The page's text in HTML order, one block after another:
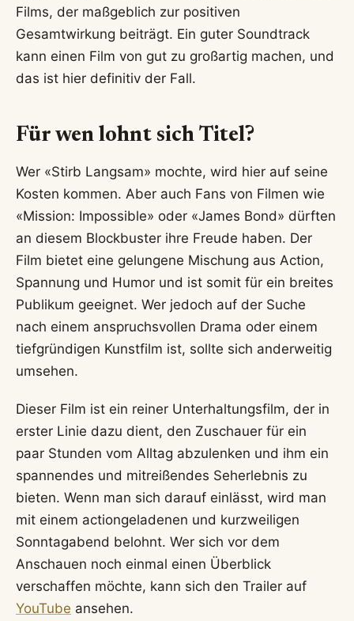
Films, der maßgeblich zur positiven
Gesamtwirkung beiträgt. Ein guter Soundtrack
kann einen Film von gut zu großartig machen, und
das ist hier definitiv der Fall.
Für wen lohnt sich Titel?
Wer «Stirb Langsam» mochte, wird hier auf seine
Kosten kommen. Aber auch Fans von Filmen wie
«Mission: Impossible» oder «James Bond» dürften
an diesem Blockbuster ihre Freude haben. Der
Film bietet eine gelungene Mischung aus Action,
Spannung und Humor und ist somit für ein breites
Publikum geeignet. Wer jedoch auf der Suche
nach einem anspruchsvollen Drama oder einem
tiefgründigen Kunstfilm ist, sollte sich anderweitig
umsehen.
Dieser Film ist ein reiner Unterhaltungsfilm, der in
erster Linie dazu dient, den Zuschauer für ein
paar Stunden vom Alltag abzulenken und ihm ein
spannendes und mitreißendes Seherlebnis zu
bieten. Wenn man sich darauf einlässt, wird man
mit einem actiongeladenen und kurzweiligen
Sonntagabend belohnt. Wer sich vor dem
Anschauen noch einmal einen Überblick
verschaffen möchte, kann sich den Trailer auf
YouTube ansehen.